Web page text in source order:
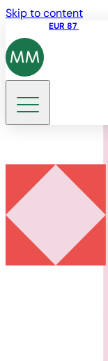
Skip to content
EUR 87